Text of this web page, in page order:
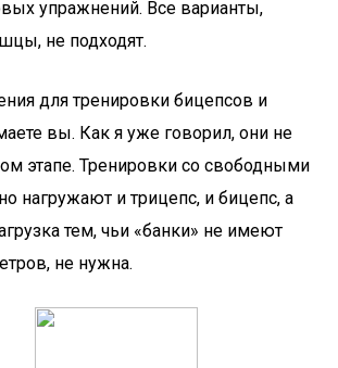
упражнений. Все варианты,
не подходят.
для тренировки бицепсов и
вы. Как я уже говорил, они не
этапе. Тренировки со свободными
нагружают и трицепс, и бицепс, а
тем, чьи «банки» не имеют
не нужна.